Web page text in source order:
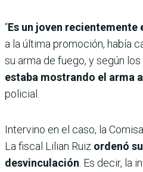
“Es un joven recientemente
a la última promoción, había
su arma de fuego, y según
estaba mostrando el arma
policial.
Intervino en el caso, la
La fiscal Lilian Ruiz ordenó
desvinculación . Es decir, la